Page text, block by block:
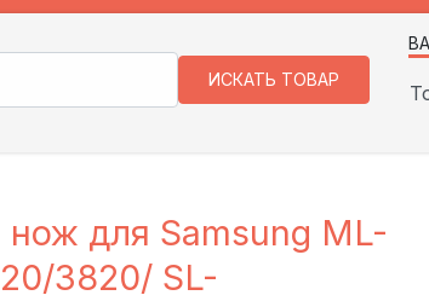
для Samsung ML-
3820/ SL-